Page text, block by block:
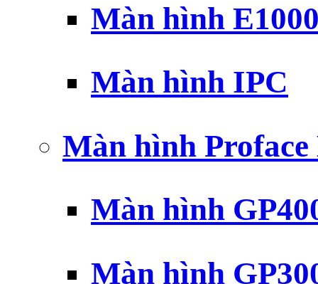
Màn hình
Màn hình IPC
Màn hình
Màn hình
Màn hình